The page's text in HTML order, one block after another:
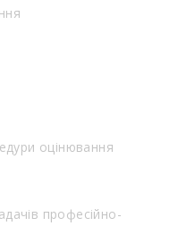
оцінювання
професійно-